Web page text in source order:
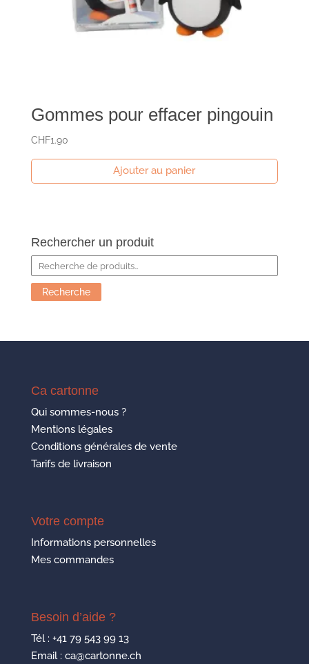
Gommes pour effacer pingouin
CHF1.90
Ajouter au panier
Rechercher un produit
Recherche
pour :
Recherche
Ca cartonne
Qui sommes-nous ?
Mentions légales
Conditions générales de vente
Tarifs de livraison
Votre compte
Informations personnelles
Mes commandes
Besoin d’aide ?
Tél : +41 79 543 99 13
Email : ca@cartonne.ch